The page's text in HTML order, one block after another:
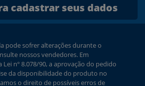
cadastrar seus dados
pode sofrer alterações durante o
nossos vendedores. Em
nº 8.078/90, a aprovação do pedido
da disponibilidade do produto no
o direito de possíveis erros de